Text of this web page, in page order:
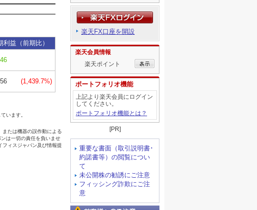
楽天FX口座を開設
楽天会員情報
楽天ポイント
ポートフォリオ機能
上記より楽天会員にログイン
してください。
ポートフォリオ機能とは？
[PR]
重要な書面（取引説明書･
約諾書等）の閲覧につい
て
未公開株の勧誘にご注意
フィッシング詐欺にご注
意